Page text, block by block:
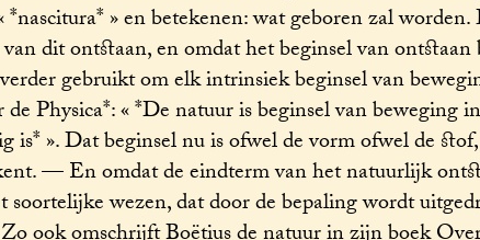
» en betekenen: wat geboren zal
dit ontstaan, en omdat het beginsel van ontstaan
gebruikt om elk intrinsiek beginsel van
Physica*: « *De natuur is beginsel van beweging
». Dat beginsel nu is ofwel de vorm ofwel de
— En omdat de eindterm van het natuurlijk
wezen, dat door de bepaling wordt